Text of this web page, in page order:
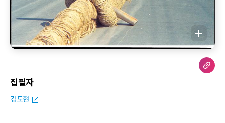
집필자
김도현